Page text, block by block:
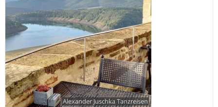
Alexander Juschka Tanzreisen